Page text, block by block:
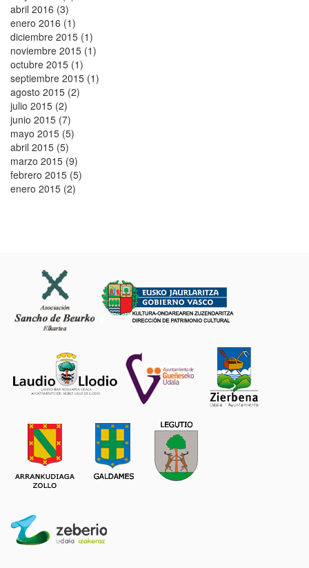
abril 2016 (3)
enero 2016 (1)
diciembre 2015 (1)
noviembre 2015 (1)
octubre 2015 (1)
septiembre 2015 (1)
agosto 2015 (2)
julio 2015 (2)
junio 2015 (7)
mayo 2015 (5)
abril 2015 (5)
marzo 2015 (9)
febrero 2015 (5)
enero 2015 (2)